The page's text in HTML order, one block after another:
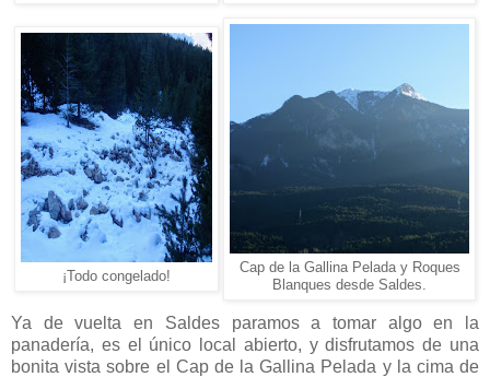
¡Todo congelado!
Cap de la Gallina Pelada y Roques
Blanques desde Saldes.
Ya de vuelta en Saldes paramos a tomar algo en la
panadería, es el único local abierto, y disfrutamos de una
bonita vista sobre el Cap de la Gallina Pelada y la cima de